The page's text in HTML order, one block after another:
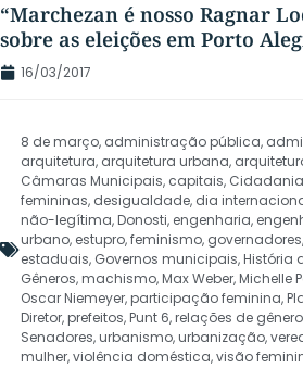
“Marchezan é nosso Ragnar
sobre as eleições em Porto
16/03/2017
8 de março, administração pública,
arquitetura, arquitetura urbana,
Câmaras Municipais, capitais, Cidadania
femininas, desigualdade, dia
não-legítima,Donosti, engenharia,
urbano, estupro,feminismo, governadores,
estaduais, Governos municipais,História
Gêneros,machismo,Max Weber,Michelle
Oscar Niemeyer,participação feminina,
Diretor,prefeitos,Punt 6,relações de gênero
Senadores,urbanismo,urbanização,
mulher,violência doméstica,visão